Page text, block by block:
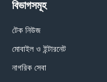
বিভাগসমূহ
টেক নিউজ
মোবাইল ও ইন্টারনেট
নাগরিক সেবা